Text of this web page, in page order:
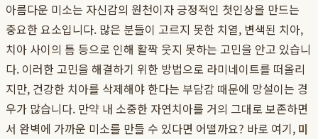
아름다운 미소는 자신감의 원천이자 긍정적인 첫인상을 만드는
중요한 요소입니다. 많은 분들이 고르지 못한 치열, 변색된 치아,
치아 사이의 틈 등으로 인해 활짝 웃지 못하는 고민을 안고 있습니
다. 이러한 고민을 해결하기 위한 방법으로 라미네이트를 떠올리
지만, 건강한 치아를 삭제해야 한다는 부담감 때문에 망설이는 경
우가 많습니다. 만약 내 소중한 자연치아를 거의 그대로 보존하면
서 완벽에 가까운 미소를 만들 수 있다면 어떨까요? 바로 여기, 미